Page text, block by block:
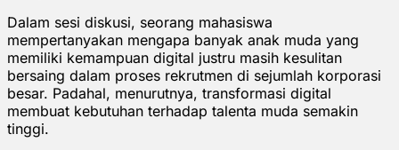
Dalam sesi diskusi, seorang mahasiswa
mempertanyakan mengapa banyak anak muda yang
memiliki kemampuan digital justru masih kesulitan
bersaing dalam proses rekrutmen di sejumlah korporasi
besar. Padahal, menurutnya, transformasi digital
membuat kebutuhan terhadap talenta muda semakin
tinggi.